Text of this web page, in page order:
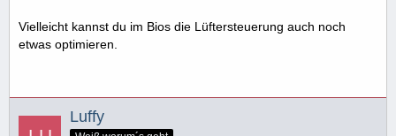
Vielleicht kannst du im Bios die Lüftersteuerung auch noch
etwas optimieren.
Luffy